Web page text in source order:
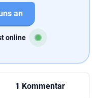
an
online
1 Kommentar